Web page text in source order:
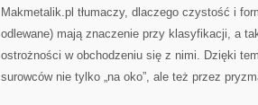
Makmetalik.pl tłumaczy, dlaczego czystość i
odlewane) mają znaczenie przy klasyfikacji, a
ostrożności w obchodzeniu się z nimi. Dzięki
surowców nie tylko „na oko”, ale też przez